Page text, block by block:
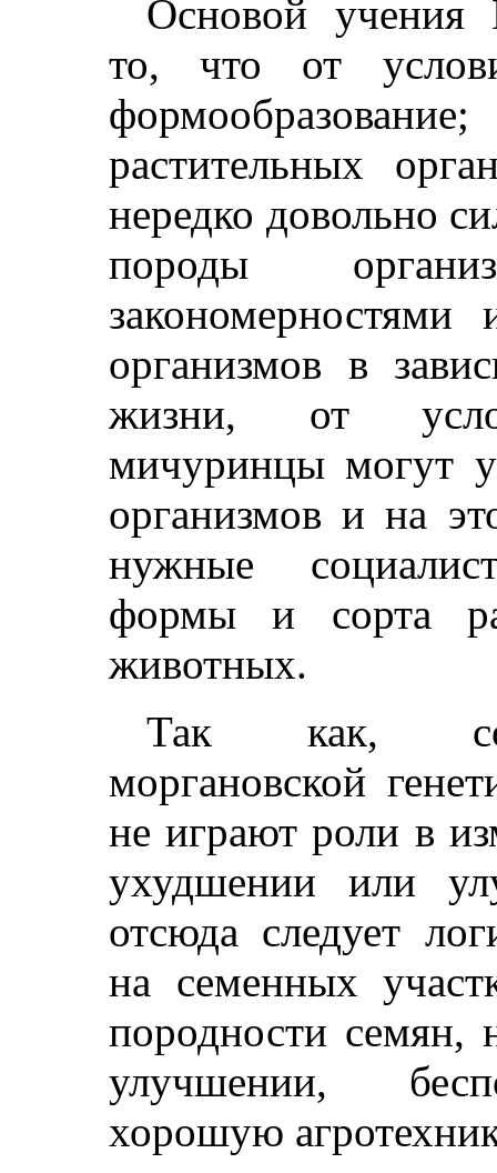
Основой учения
то, что от
растительных
нередко довольно
породы
закономерностями
организмов в
жизни, от
мичуринцы могут
организмов и на
нужные
формы и сорта
животных.
Так как,
моргановской
не играют роли в
ухудшении или
отсюда следует
на семенных
породности семян,
улучшении,
хорошую